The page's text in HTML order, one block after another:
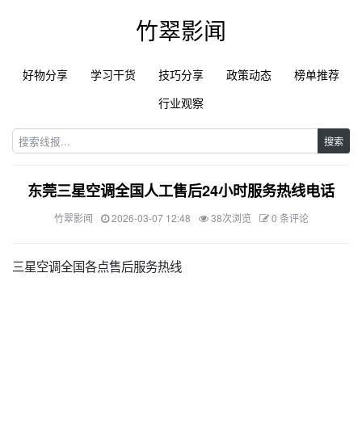
竹翠影闻
好物分享 学习干货 技巧分享 政策动态
榜单推荐
行业观察
搜索
东莞三星空调全国人工售后24小时服务热线电话
竹翠影闻 2026-03-07 12:48 38次浏览 0 条评论
三星空调全国各点售后服务热线